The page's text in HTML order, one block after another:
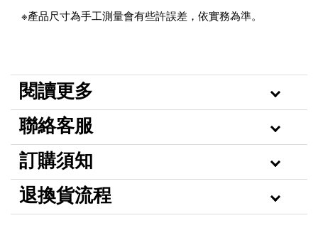
※產品尺寸為手工測量會有些許誤差，依實務為準。
閱讀更多
聯絡客服
訂購須知
退換貨流程